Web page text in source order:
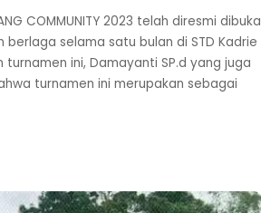
COMMUNITY 2023 telah diresmi dibuka
selama satu bulan di STD Kadrie
ini, Damayanti SP.d yang juga
turnamen ini merupakan sebagai